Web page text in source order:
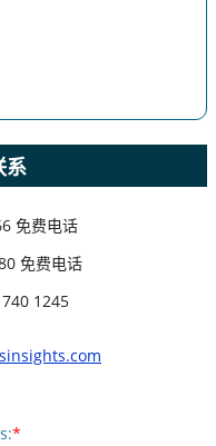
系
免费电话
免费电话
1245
*